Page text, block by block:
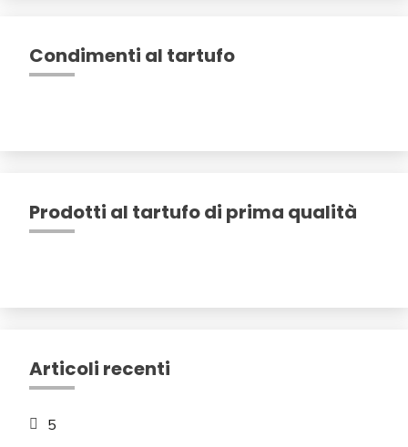
Condimenti al tartufo
Prodotti al tartufo di prima qualità
Articoli recenti
5